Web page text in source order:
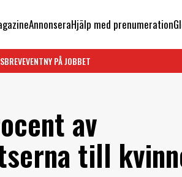
AnnonseraHjälp med prenumeration
EVENTNY PÅ JOBBET
av
till